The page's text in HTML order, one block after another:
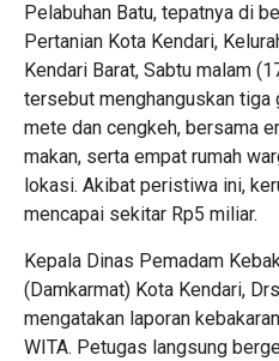
Pelabuhan Batu, tepatnya di
Pertanian Kota Kendari,
Kendari Barat, Sabtu malam
tersebut menghanguskan tiga
mete dan cengkeh, bersama
makan, serta empat rumah
lokasi. Akibat peristiwa ini,
mencapai sekitar Rp5 miliar.
Kepala Dinas Pemadam
(Damkarmat) Kota Kendari,
mengatakan laporan
WITA. Petugas langsung